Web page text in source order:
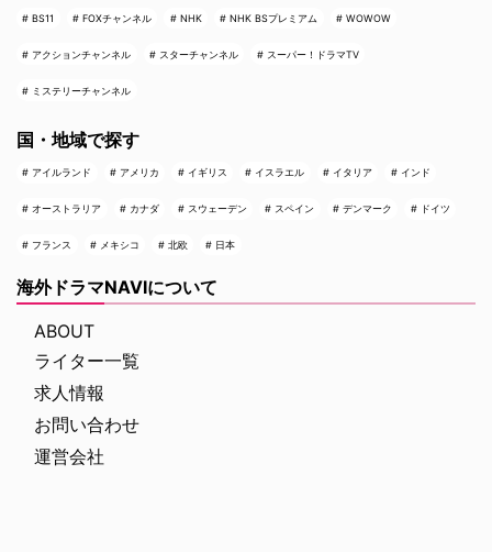
BS11 FOXチャンネル NHK NHK BSプレミアム WOWOW
アクションチャンネル スターチャンネル スーパー！ドラマTV
ミステリーチャンネル
国・地域で探す
アイルランド アメリカ イギリス イスラエル イタリア インド
オーストラリア カナダ スウェーデン スペイン デンマーク ドイツ
フランス メキシコ 北欧 日本
海外ドラマNAVIについて
ABOUT
ライター一覧
求人情報
お問い合わせ
運営会社